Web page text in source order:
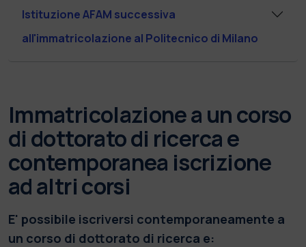
Istituzione AFAM successiva
all'immatricolazione al Politecnico di Milano
Immatricolazione a un corso
di dottorato di ricerca e
contemporanea iscrizione
ad altri corsi
E' possibile iscriversi contemporaneamente a
un corso di dottorato di ricerca e: